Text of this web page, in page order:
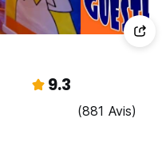
9.3
(881 Avis)